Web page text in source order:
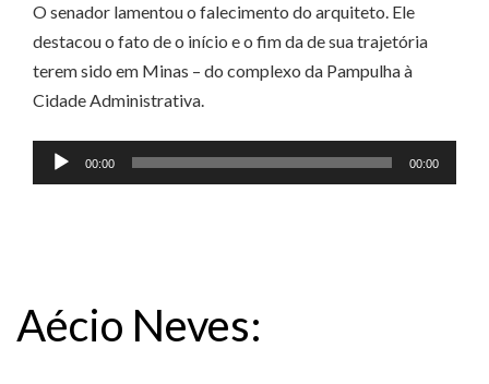
O senador lamentou o falecimento do arquiteto. Ele
destacou o fato de o início e o fim da de sua trajetória
terem sido em Minas – do complexo da Pampulha à
Cidade Administrativa.
Tocador
de
00:00 00:00
Aécio Neves: